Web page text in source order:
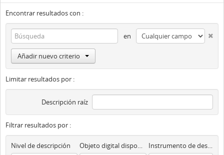
Encontrar resultados con :
en
Añadir nuevo criterio
Limitar resultados por :
Descripción raíz
Filtrar resultados por :
Nivel de descripción Objeto digital disponibles Instrumento de descripción